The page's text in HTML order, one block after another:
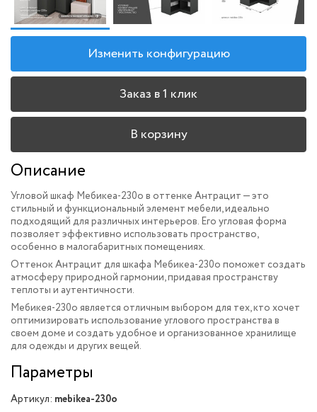
Изменить конфигурацию
Заказ в 1 клик
В корзину
Описание
Угловой шкаф Мебикеа-230o в оттенке Антрацит — это
стильный и функциональный элемент мебели, идеально
подходящий для различных интерьеров. Его угловая форма
позволяет эффективно использовать пространство,
особенно в малогабаритных помещениях.
Оттенок Антрацит для шкафа Мебикеа-230o поможет создать
атмосферу природной гармонии, придавая пространству
теплоты и аутентичности.
Мебикея-230o является отличным выбором для тех, кто хочет
оптимизировать использование углового пространства в
своем доме и создать удобное и организованное хранилище
для одежды и других вещей.
Параметры
Артикул: mebikea-230o